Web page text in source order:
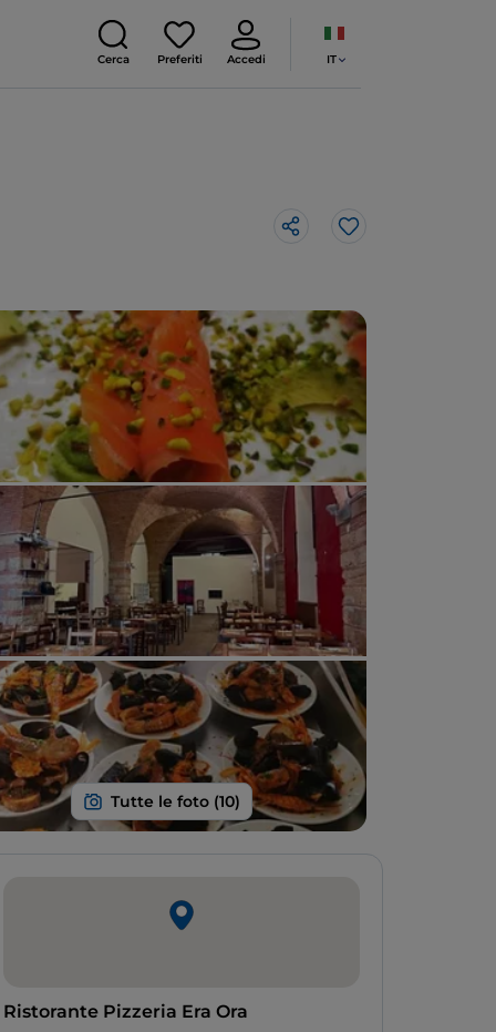
Cerca Preferiti Accedi IT
Like
Ristorante Pizzeria Era Ora